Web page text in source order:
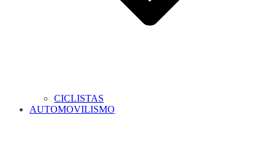
CICLISTAS
AUTOMOVILISMO